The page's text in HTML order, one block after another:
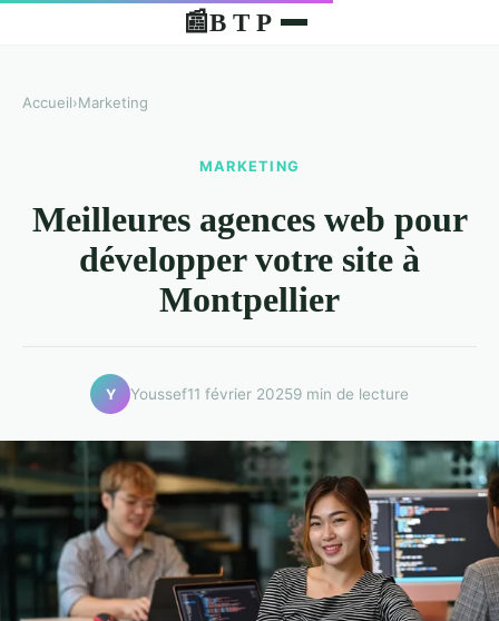
📰B T P
Accueil›Marketing
MARKETING
Meilleures agences web pour
développer votre site à
Montpellier
Y Youssef11 février 20259 min de lecture